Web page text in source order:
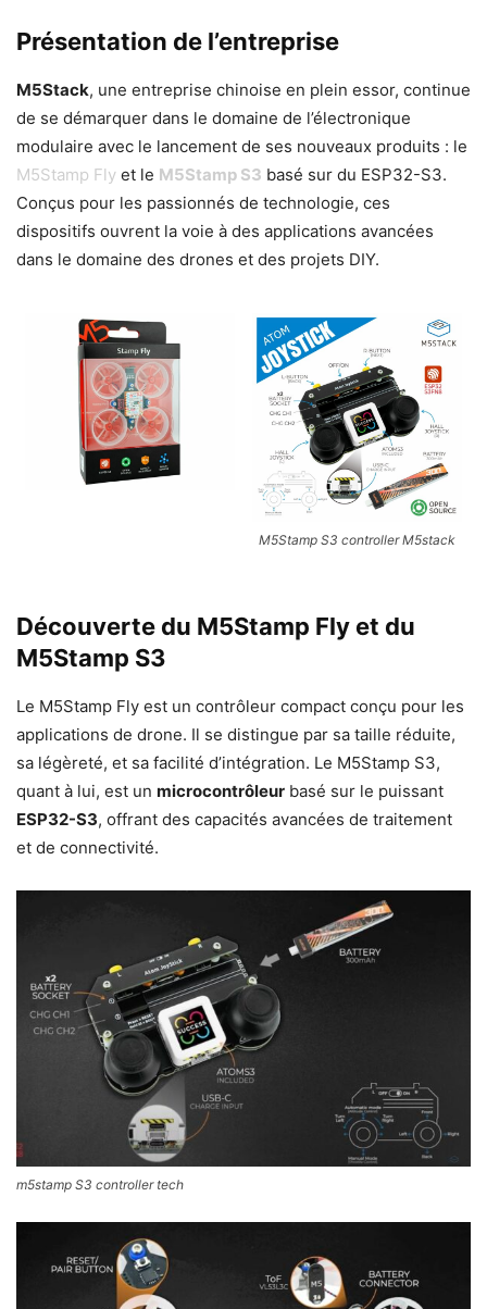
Présentation de l’entreprise
M5Stack, une entreprise chinoise en plein essor, continue
de se démarquer dans le domaine de l’électronique
modulaire avec le lancement de ses nouveaux produits : le
M5Stamp Fly et le M5Stamp S3 basé sur du ESP32-S3.
Conçus pour les passionnés de technologie, ces
dispositifs ouvrent la voie à des applications avancées
dans le domaine des drones et des projets DIY.
M5Stamp S3 controller M5stack
Découverte du M5Stamp Fly et du
M5Stamp S3
Le M5Stamp Fly est un contrôleur compact conçu pour les
applications de drone. Il se distingue par sa taille réduite,
sa légèreté, et sa facilité d’intégration. Le M5Stamp S3,
quant à lui, est un microcontrôleur basé sur le puissant
ESP32-S3, offrant des capacités avancées de traitement
et de connectivité.
m5stamp S3 controller tech